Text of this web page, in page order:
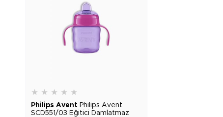
★ ★ ★ ★ ★
Philips Avent Philips Avent
SCD551/03 Eğitici Damlatmaz